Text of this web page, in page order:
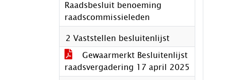
Raadsbesluit benoeming
raadscommissieleden
2 Vaststellen besluitenlijst
Gewaarmerkt Besluitenlijst
raadsvergadering 17 april 2025